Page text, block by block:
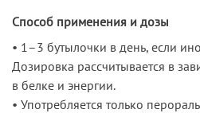
Способ применения и дозы
• 1–3 бутылочки в день, если
Дозировка рассчитывается в
в белке и энергии.
• Употребляется только